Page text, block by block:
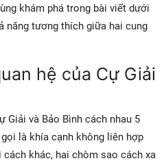
khám phá trong bài viết dưới
năng tương thích giữa hai cung
hệ của Cự Giải
Giải và Bảo Bình cách nhau 5
là khía cạnh không liên hợp
khác, hai chòm sao cách xa